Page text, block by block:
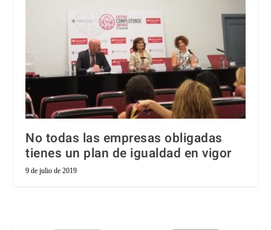
No todas las empresas obligadas
tienes un plan de igualdad en vigor
9 de julio de 2019